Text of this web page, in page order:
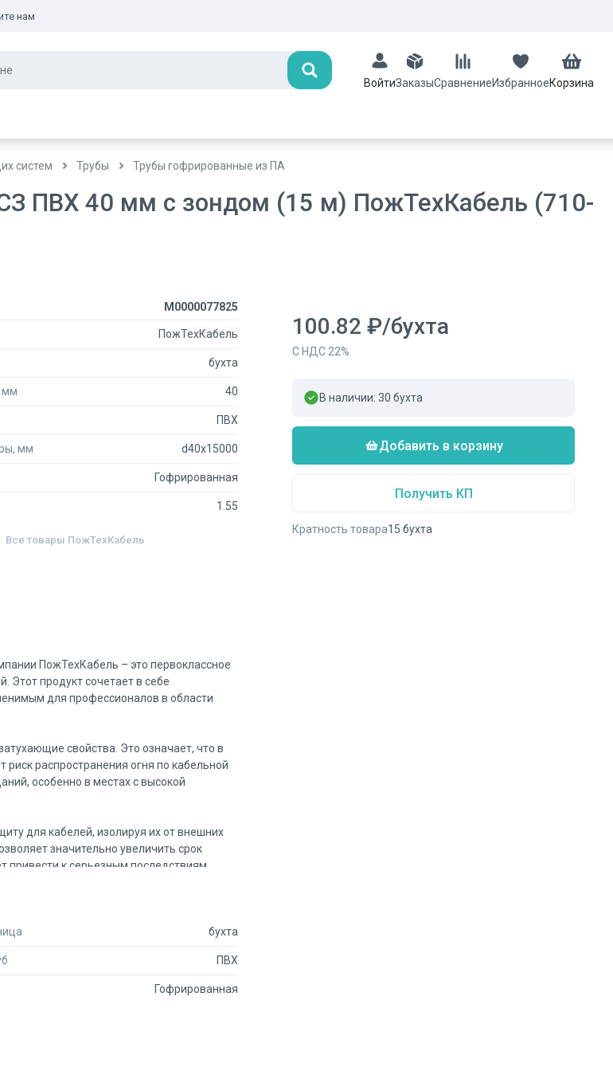
нам
Поиск
ВойтиЗаказыСравнениеИзбранноеКорзина
систем Трубы Трубы гофрированные из ПА
ПВХ 40 мм с зондом (15 м) ПожТехКабель (710-
М0000077825
ПожТехКабель
бухта
мм 40
ПВХ
мм d40x15000
Гофрированная
1.55
Все товары ПожТехКабель
ПожТехКабель – это первоклассное
Этот продукт сочетает в себе
для профессионалов в области
свойства. Это означает, что в
риск распространения огня по кабельной
особенно в местах с высокой
для кабелей, изолируя их от внешних
значительно увеличить срок
к серьезным последствиям.
С его помощью монтажники могут
затратным по времени, что особенно
прекрасную гибкость и
составляют 40x15000 мм. С массой всего
бухта
ПВХ
Гофрированная
100.82 ₽/бухта
С НДС 22%
В наличии:30 бухта
Добавить в корзину
Получить КП
Кратность товара15 бухта